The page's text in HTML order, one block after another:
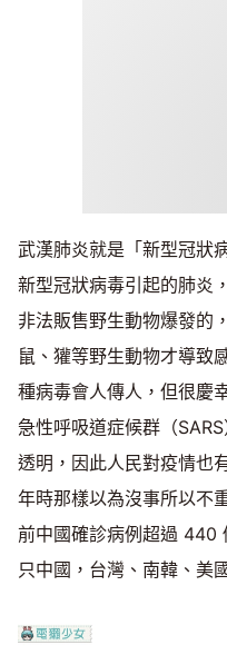
武漢肺炎就是「新型冠狀
新型冠狀病毒引起的肺炎
非法販售野生動物爆發的
鼠、獾等野生動物才導致
種病毒會人傳人，但很慶
急性呼吸道症候群（
透明，因此人民對疫情也
年時那樣以為沒事所以不
前中國確診病例超過 440
只中國，台灣、南韓、美